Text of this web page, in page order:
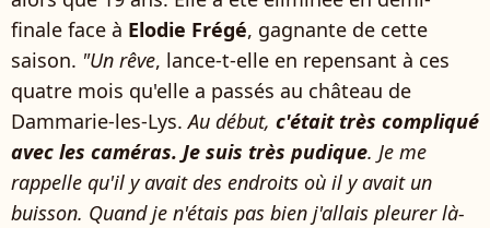
finale face à Elodie Frégé, gagnante de cette
saison. "Un rêve, lance-t-elle en repensant à ces
quatre mois qu'elle a passés au château de
Dammarie-les-Lys.Au début, c'était très compliqué
avec les caméras. Je suis très pudique. Je me
rappelle qu'il y avait des endroits où il y avait un
buisson. Quand je n'étais pas bien j'allais pleurer là-